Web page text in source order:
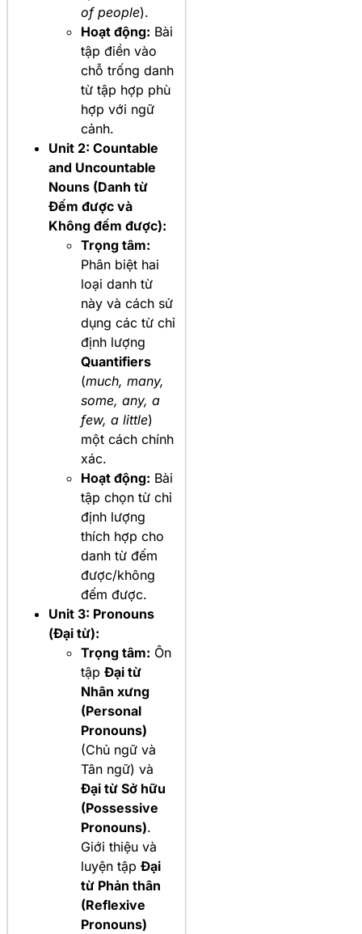
of people).
Hoạt động: Bài
tập điền vào
chỗ trống danh
từ tập hợp phù
hợp với ngữ
cảnh.
Unit 2: Countable
and Uncountable
Nouns (Danh từ
Đếm được và
Không đếm được):
Trọng tâm:
Phân biệt hai
loại danh từ
này và cách sử
dụng các từ chỉ
định lượng
Quantifiers
(much, many,
some, any, a
few, a little)
một cách chính
xác.
Hoạt động: Bài
tập chọn từ chỉ
định lượng
thích hợp cho
danh từ đếm
được/không
đếm được.
Unit 3: Pronouns
(Đại từ):
Trọng tâm: Ôn
tập Đại từ
Nhân xưng
(Personal
Pronouns)
(Chủ ngữ và
Tân ngữ) và
Đại từ Sở hữu
(Possessive
Pronouns).
Giới thiệu và
luyện tập Đại
từ Phản thân
(Reflexive
Pronouns)